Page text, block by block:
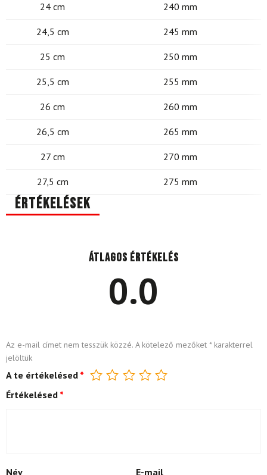
24 cm 240 mm
24,5 cm 245 mm
25 cm 250 mm
25,5 cm 255 mm
26 cm 260 mm
26,5 cm 265 mm
27 cm 270 mm
27,5 cm 275 mm
Értékelések
Átlagos értékelés
0.0
Az e-mail címet nem tesszük közzé. A kötelező mezőket *karakterrel
jelöltük
A te értékelésed *
Értékelésed *
Név E-mail